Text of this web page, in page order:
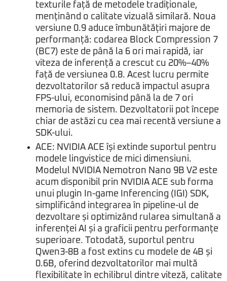
texturile față de metodele tradiționale,
menținând o calitate vizuală similară. Noua
versiune 0.9 aduce îmbunătățiri majore de
performanță: codarea Block Compression 7
(BC7) este de până la 6 ori mai rapidă, iar
viteza de inferență a crescut cu 20%–40%
față de versiunea 0.8. Acest lucru permite
dezvoltatorilor să reducă impactul asupra
FPS-ului, economisind până la de 7 ori
memoria de sistem. Dezvoltatorii pot începe
chiar de astăzi cu cea mai recentă versiune a
SDK-ului.
ACE: NVIDIA ACE își extinde suportul pentru
modele lingvistice de mici dimensiuni.
Modelul NVIDIA Nemotron Nano 9B V2 este
acum disponibil prin NVIDIA ACE sub forma
unui plugin In-game Inferencing (IGI) SDK,
simplificând integrarea în pipeline-ul de
dezvoltare și optimizând rularea simultană a
inferenței AI și a graficii pentru performanțe
superioare. Totodată, suportul pentru
Qwen3-8B a fost extins cu modele de 4B și
0.6B, oferind dezvoltatorilor mai multă
flexibilitate în echilibrul dintre viteză, calitate